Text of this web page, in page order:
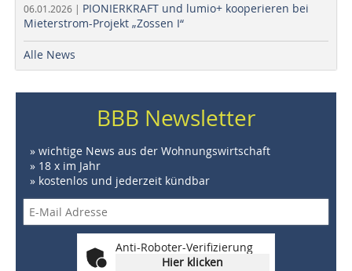
06.01.2026 | PIONIERKRAFT und lumio+ kooperieren bei
Mieterstrom-Projekt „Zossen I“
Alle News
BBB Newsletter
» wichtige News aus der Wohnungswirtschaft
» 18 x im Jahr
» kostenlos und jederzeit kündbar
Anti-Roboter-Verifizierung
Hier klicken